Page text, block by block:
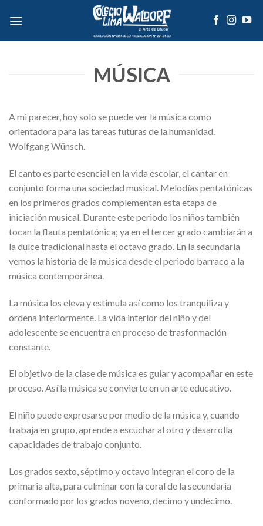
MÚSICA
A mi parecer, hoy solo se puede ver la música como
orientadora para las tareas futuras de la humanidad.
Wolfgang Wünsch.
El canto es parte esencial en la vida escolar, el cantar en
conjunto forma una sociedad musical. Melodías pentatónicas
en los primeros grados complementan esta etapa de
iniciación musical. Durante este periodo los niños también
tocan la flauta pentatónica; ya en el tercer grado cambiarán a
la dulce tradicional hasta el octavo grado. En la secundaria
vemos la historia de la música desde el periodo barraco a la
música contemporánea.
La música los eleva y estimula así como los tranquiliza y
ordena interiormente. La vida interior del niño y del
adolescente se encuentra en proceso de trasformación
constante.
El objetivo de la clase de música es guiar y acompañar en este
proceso. Así la música se convierte en un arte educativo.
El niño puede expresarse por medio de la música y, cuando
trabaja en grupo, aprende a escuchar al otro y desarrolla
capacidades de trabajo conjunto.
Los grados sexto, séptimo y octavo integran el coro de la
primaria alta, para culminar con la coral de la secundaria
conformado por los grados noveno, decimo y undécimo.